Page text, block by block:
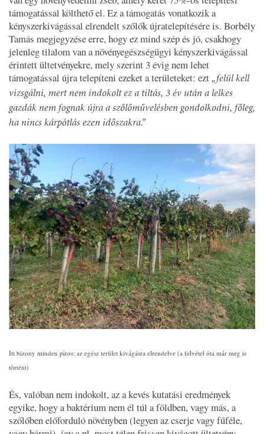
támogatással költhető el. Ez a támogatás vonatkozik a
kényszerkivágással elrendelt szőlők újratelepítésére is. Borbély
Tamás megjegyzése erre, hogy ez mind szép és jó, csakhogy
jelenleg tilalom van a növényegészségügyi kényszerkivágással
érintett ültetvényekre, mely szerint 3 évig nem lehet
támogatással újra telepíteni ezeket a területeket: ezt „felül kell
vizsgálni, mert nem indokolt ez a tiltás, 3 év után a lelkes
gazdák nem fognak újra a szőlőművelésben gondolkodni, főleg,
ha nincs kárpótlás ezen időszakra.”
Itt bizony minden piros: az egész terület kivágásra elrendelve (a felvétel óta már meg is
történt)
És, valóban nem indokolt, az a kevés kutatási eredmények
egyike, hogy a baktérium nem él túl a földben, vagy más, a
szőlőben előforduló növényben (legyen az cserje vagy fűféle,